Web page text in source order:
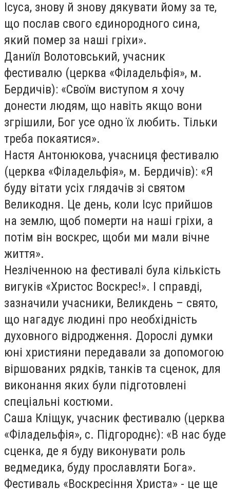
Ісуса, знову й знову дякувати йому за те,
що послав свого єдинородного сина,
який помер за наші гріхи».
Даниїл Волотовський, учасник
фестивалю (церква «Філадельфія», м.
Бердичів): «Своїм виступом я хочу
донести людям, що навіть якщо вони
згрішили, Бог усе одно їх любить. Тільки
треба покаятися».
Настя Антонюкова, учасниця фестивалю
(церква «Філадельфія», м. Бердичів): «Я
буду вітати усіх глядачів зі святом
Великодня. Це день, коли Ісус прийшов
на землю, щоб померти на наші гріхи, а
потім він воскрес, щоби ми мали вічне
життя».
Незліченною на фестивалі була кількість
вигуків «Христос Воскрес!». І справді,
зазначили учасники, Великдень – свято,
що нагадує людині про необхідність
духовного відродження. Дорослі думки
юні християни передавали за допомогою
віршованих рядків, танків та сценок, для
виконання яких були підготовлені
спеціальні костюми.
Саша Кліщук, учасник фестивалю (церква
«Філадельфія», с. Підгороднє): «В нас буде
сценка, де я буду виконувати роль
ведмедика, буду прославляти Бога».
Фестиваль «Воскресіння Христа» - це ще